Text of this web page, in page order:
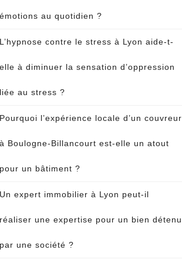
émotions au quotidien ?
L’hypnose contre le stress à Lyon aide-t-
elle à diminuer la sensation d’oppression
liée au stress ?
Pourquoi l’expérience locale d’un couvreur
à Boulogne-Billancourt est-elle un atout
pour un bâtiment ?
Un expert immobilier à Lyon peut-il
réaliser une expertise pour un bien détenu
par une société ?